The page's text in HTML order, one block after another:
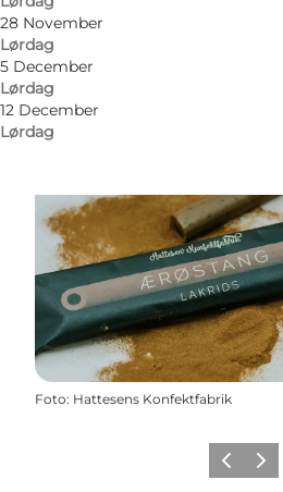
28 November
Lørdag
5 December
Lørdag
12 December
Lørdag
Foto: Hattesens Konfektfabrik
ForrigeNæste